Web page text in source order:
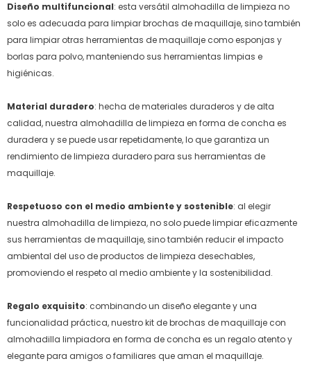
Diseño multifuncional: esta versátil almohadilla de limpieza no
solo es adecuada para limpiar brochas de maquillaje, sino también
para limpiar otras herramientas de maquillaje como esponjas y
borlas para polvo, manteniendo sus herramientas limpias e
higiénicas.
Material duradero: hecha de materiales duraderos y de alta
calidad, nuestra almohadilla de limpieza en forma de concha es
duradera y se puede usar repetidamente, lo que garantiza un
rendimiento de limpieza duradero para sus herramientas de
maquillaje.
Respetuoso con el medio ambiente y sostenible: al elegir
nuestra almohadilla de limpieza, no solo puede limpiar eficazmente
sus herramientas de maquillaje, sino también reducir el impacto
ambiental del uso de productos de limpieza desechables,
promoviendo el respeto al medio ambiente y la sostenibilidad.
Regalo exquisito: combinando un diseño elegante y una
funcionalidad práctica, nuestro kit de brochas de maquillaje con
almohadilla limpiadora en forma de concha es un regalo atento y
elegante para amigos o familiares que aman el maquillaje.